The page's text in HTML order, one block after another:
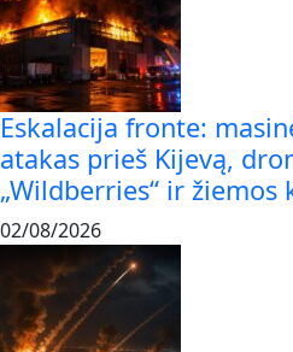
Eskalacija fronte:
atakas prieš Kijevą,
„Wildberries“ ir žiemos
02/08/2026